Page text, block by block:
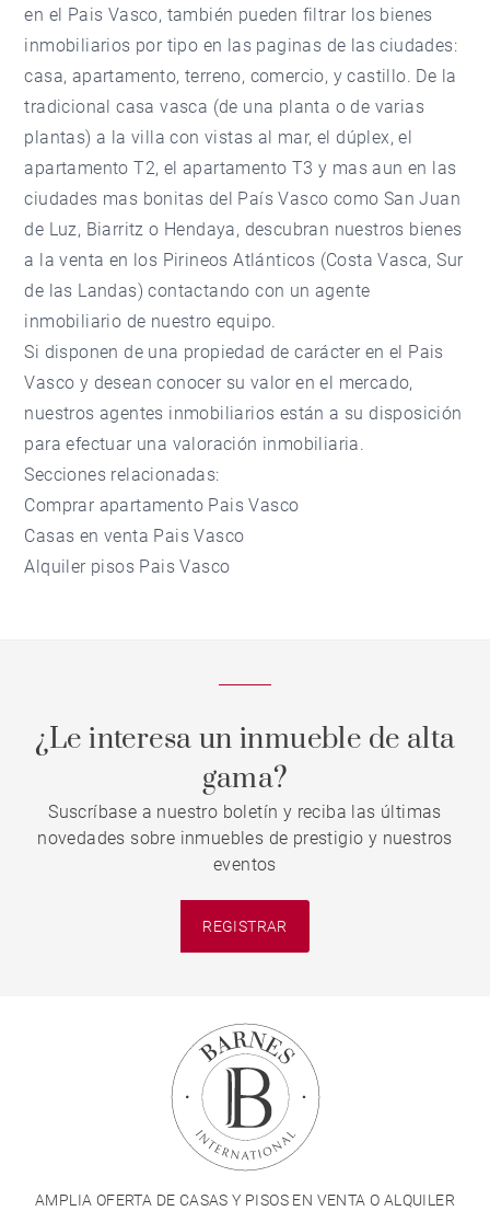
en el Pais Vasco, también pueden filtrar los bienes
inmobiliarios por tipo en las paginas de las ciudades:
casa, apartamento, terreno, comercio, y castillo. De la
tradicional casa vasca (de una planta o de varias
plantas) a la villa con vistas al mar, el dúplex, el
apartamento T2, el apartamento T3 y mas aun en las
ciudades mas bonitas del País Vasco como San Juan
de Luz, Biarritz o Hendaya, descubran nuestros bienes
a la venta en los Pirineos Atlánticos (Costa Vasca, Sur
de las Landas) contactando con un agente
inmobiliario de nuestro equipo.
Si disponen de una propiedad de carácter en el Pais
Vasco y desean conocer su valor en el mercado,
nuestros agentes inmobiliarios están a su disposición
para efectuar una valoración inmobiliaria.
Secciones relacionadas:
Comprar apartamento Pais Vasco
Casas en venta Pais Vasco
Alquiler pisos Pais Vasco
¿Le interesa un inmueble de alta
gama?
Suscríbase a nuestro boletín y reciba las últimas
novedades sobre inmuebles de prestigio y nuestros
eventos
REGISTRAR
AMPLIA OFERTA DE CASAS Y PISOS EN VENTA O ALQUILER